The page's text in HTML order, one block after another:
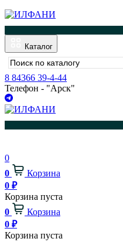
Каталог
8 84366 39-4-44
Телефон - "Арск"
0
0
Корзина
0 ₽
Корзина пуста
0
Корзина
0 ₽
Корзина пуста